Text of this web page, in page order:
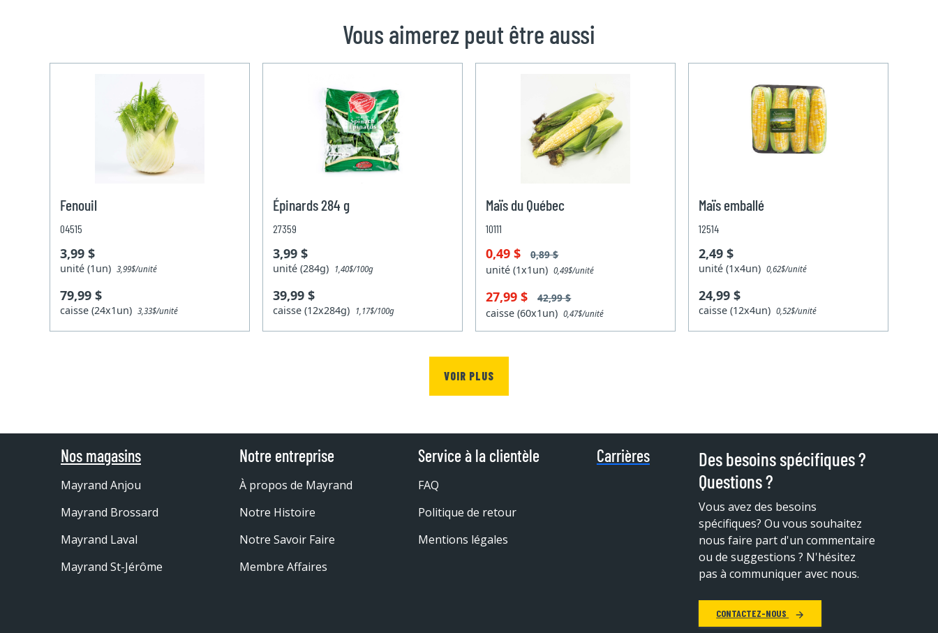
Vous aimerez peut être aussi
Fenouil
04515
3,99 $
unité (1un)3,99$/unité
79,99 $
caisse (24x1un)3,33$/unité
Épinards 284 g
27359
3,99 $
unité (284g) 1,40$/100g
39,99 $
caisse (12x284g) 1,17$/100g
Maïs du Québec
10111
0,49 $ 0,89 $
unité (1x1un)0,49$/unité
27,99 $ 42,99 $
caisse (60x1un)0,47$/unité
Maïs emballé
12514
2,49 $
unité (1x4un)0,62$/unité
24,99 $
caisse (12x4un)0,52$/unité
VOIR PLUS
Nos magasins
Mayrand Anjou
Mayrand Brossard
Mayrand Laval
Mayrand St-Jérôme
Notre entreprise
À propos de Mayrand
Notre Histoire
Notre Savoir Faire
Membre Affaires
Service à la clientèle
FAQ
Politique de retour
Mentions légales
Carrières
Des besoins spécifiques ?
Questions ?
Vous avez des besoins
spécifiques?Ou vous souhaitez
nous faire part d'un commentaire
ou de suggestions ? N'hésitez
pas à communiquer avec nous.
CONTACTEZ-NOUS